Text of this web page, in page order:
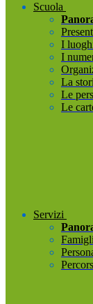
Scuola
I
I
La
Le
Le
Servizi